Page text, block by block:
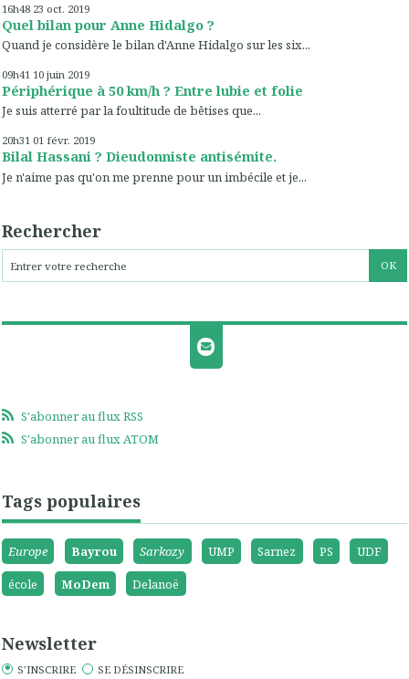
16h48 23 oct. 2019
Quel bilan pour Anne Hidalgo ?
Quand je considère le bilan d'Anne Hidalgo sur les six...
09h41 10 juin 2019
Périphérique à 50 km/h ? Entre lubie et folie
Je suis atterré par la foultitude de bêtises que...
20h31 01 févr. 2019
Bilal Hassani ? Dieudonniste antisémite.
Je n'aime pas qu'on me prenne pour un imbécile et je...
Rechercher
S'abonner au flux RSS
S'abonner au flux ATOM
Tags populaires
Europe Bayrou Sarkozy UMP Sarnez PS
UDF
école
MoDem Delanoë
Newsletter
S'INSCRIRE SE DÉSINSCRIRE